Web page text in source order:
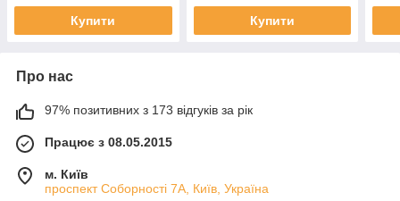
Купити Купити
Про нас
97% позитивних з 173 відгуків за рік
Працює з 08.05.2015
м. Київ
проспект Соборності 7А, Київ, Україна